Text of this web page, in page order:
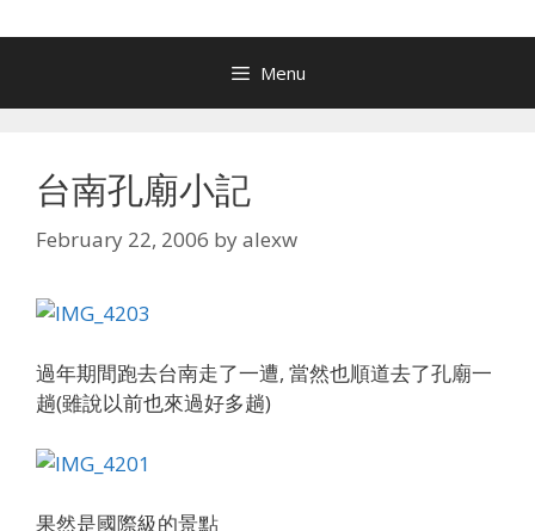
Menu
台南孔廟小記
February 22, 2006 byalexw
過年期間跑去台南走了一遭, 當然也順道去了孔廟一
趟(雖說以前也來過好多趟)
果然是國際級的景點